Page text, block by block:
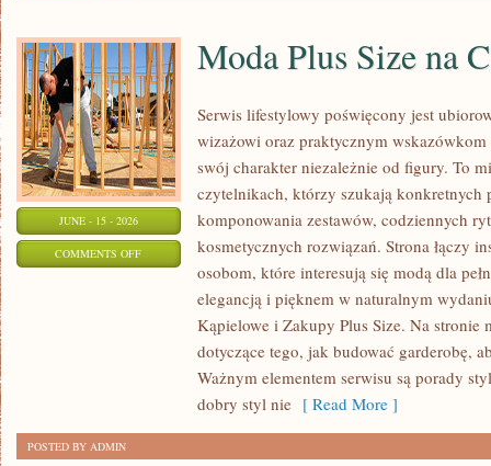
JUNE - 15 - 2026
COMMENTS OFFON
Moda Plus Size na
Serwis lifestylowy poświęcony jest
wizażowi oraz praktycznym
swój charakter niezależnie od figury. To
czytelnikach, którzy szukają konkretnych
komponowania zestawów, codziennych
kosmetycznych rozwiązań. Strona łączy
osobom, które interesują się modą dla
elegancją i pięknem w naturalnym
Kąpielowe i Zakupy Plus Size. Na stronie
dotyczące tego, jak budować garderobę,
Ważnym elementem serwisu są porady
dobry styl nie [ Read More ]
POSTED BY ADMIN